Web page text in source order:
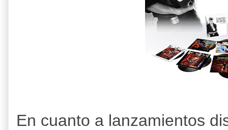
En cuanto a lanzamientos